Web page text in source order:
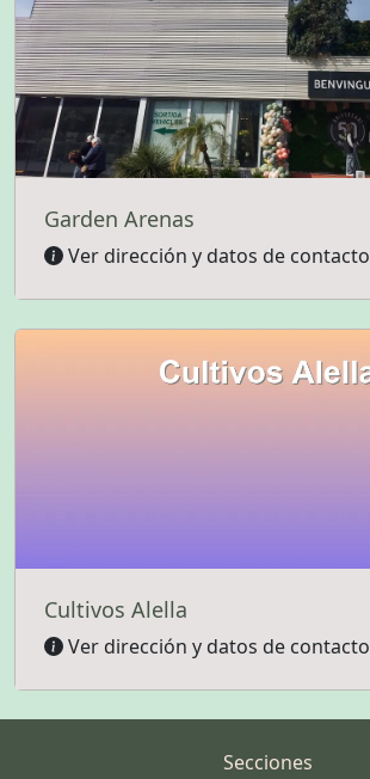
Garden Arenas
Ver dirección y datos de contacto
Cultivos Alella
Ver dirección y datos de contacto
Secciones